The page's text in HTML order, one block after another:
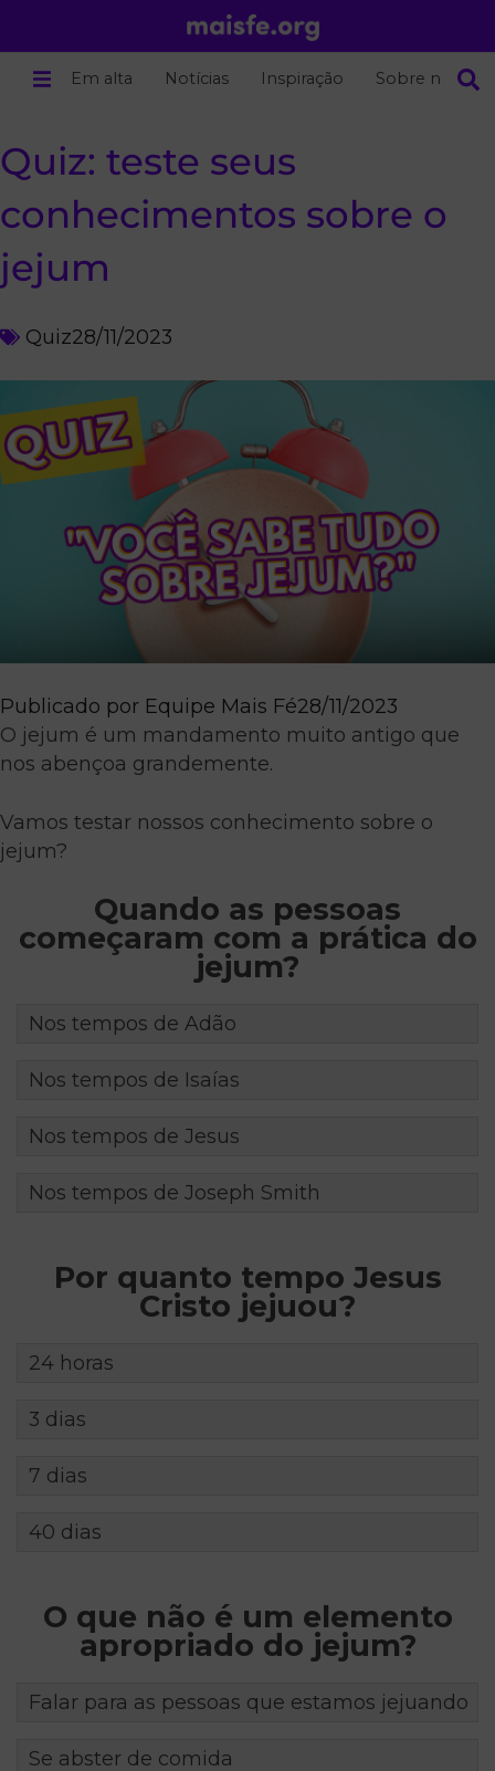
Em alta Notícias Inspiração Sobre nós
Quiz: teste seus
conhecimentos sobre o
jejum
Quiz28/11/2023
Publicado por Equipe Mais Fé28/11/2023
O jejum é um mandamento muito antigo que
nos abençoa grandemente.
Vamos testar nossos conhecimento sobre o
jejum?
Quando as pessoas
começaram com a prática do
jejum?
Nos tempos de Adão
Nos tempos de Isaías
Nos tempos de Jesus
Nos tempos de Joseph Smith
Por quanto tempo Jesus
Cristo jejuou?
24 horas
3 dias
7 dias
40 dias
O que não é um elemento
apropriado do jejum?
Falar para as pessoas que estamos jejuando
Se abster de comida